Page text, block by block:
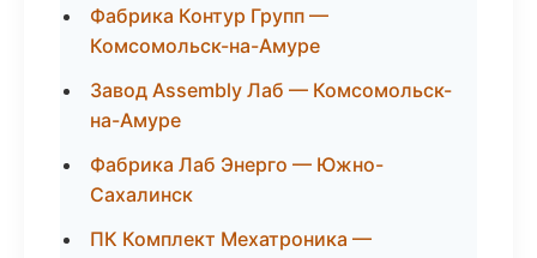
Фабрика Контур Групп —
Комсомольск-на-Амуре
Завод Assembly Лаб — Комсомольск-
на-Амуре
Фабрика Лаб Энерго — Южно-
Сахалинск
ПК Комплект Мехатроника —